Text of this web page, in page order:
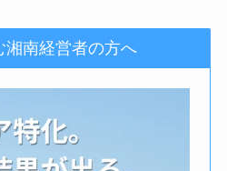
湘南経営者の方へ